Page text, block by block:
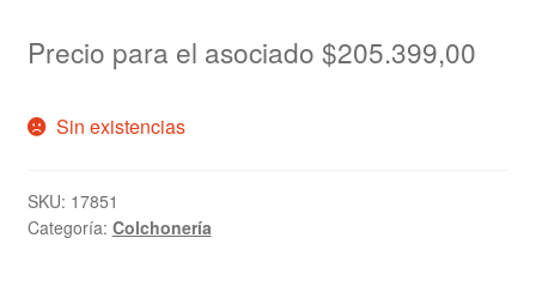
Precio para el asociado $205.399,00
Sin existencias
SKU: 17851
Categoría: Colchonería